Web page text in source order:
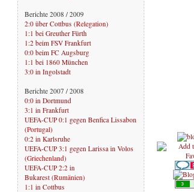
Berichte 2008 / 2009
2:0 über Cottbus (Relegation)
1:1 bei Greuther Fürth
1:2 beim FSV Frankfurt
0:0 beim FC Augsburg
1:1 bei 1860 München
3:0 in Ingolstadt
Berichte 2007 / 2008
0:0 in Dortmund
3:1 in Frankfurt
UEFA-CUP 0:1 gegen Benfica Lissabon
(Portugal)
0:2 in Karlsruhe
UEFA-CUP 3:1 gegen Larissa in Volos
(Griechenland)
UEFA-CUP 2:2 in
Bukarest (Rumänien)
1:1 in Cottbus